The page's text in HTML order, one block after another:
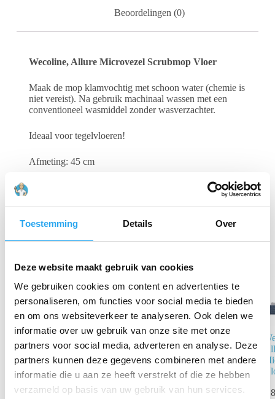
Toestemming Details Over
Deze website maakt gebruik van cookies
We gebruiken cookies om content en advertenties te
personaliseren, om functies voor social media te bieden
en om ons websiteverkeer te analyseren. Ook delen we
informatie over uw gebruik van onze site met onze
partners voor social media, adverteren en analyse. Deze
partners kunnen deze gegevens combineren met andere
informatie die u aan ze heeft verstrekt of die ze hebben
verzameld op basis van uw gebruik van hun services.
Beoordelingen (0)
Wecoline, Allure Microvezel Scrubmop Vloer
Maak de mop klamvochtig met schoon water (chemie is
niet vereist). Na gebruik machinaal wassen met een
conventioneel wasmiddel zonder wasverzachter.
Ideaal voor tegelvloeren!
Afmeting: 45 cm
Gerelateerde producten
Wecoline Allure
Microvezel
Interieurset
€70,48
incl. BTW